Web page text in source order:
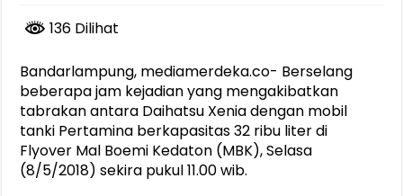
136 Dilihat
Bandarlampung, mediamerdeka.co- Berselang
beberapa jam kejadian yang mengakibatkan
tabrakan antara Daihatsu Xenia dengan mobil
tanki Pertamina berkapasitas 32 ribu liter di
Flyover Mal Boemi Kedaton (MBK), Selasa
(8/5/2018) sekira pukul 11.00 wib.